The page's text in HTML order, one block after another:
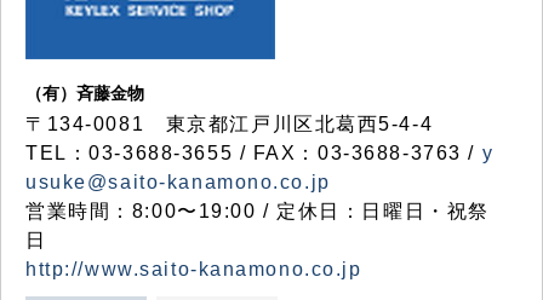
（有）斉藤金物
〒134-0081 東京都江戸川区北葛西5-4-4
TEL：03-3688-3655 / FAX：03-3688-3763 / y
usuke@saito-kanamono.co.jp
営業時間：8:00〜19:00 / 定休日：日曜日・祝祭
日
http://www.saito-kanamono.co.jp